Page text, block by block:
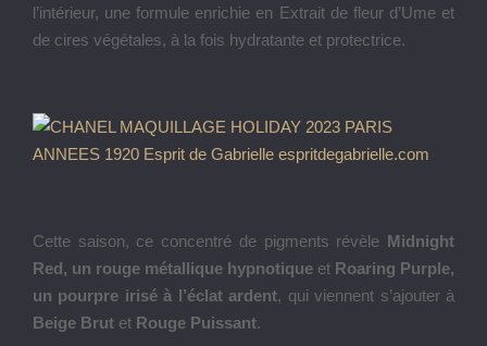
l’intérieur, une formule enrichie en Extrait de fleur d’Ume et
de cires végétales, à la fois hydratante et protectrice.
Cette saison, ce concentré de pigments révèle Midnight
Red, un rouge métallique hypnotique et Roaring Purple,
un pourpre irisé à l’éclat ardent, qui viennent s’ajouter à
Beige Brut et Rouge Puissant.